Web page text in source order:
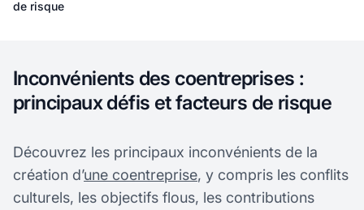
de risque
Inconvénients des coentreprises :
principaux défis et facteurs de risque
Découvrez les principaux inconvénients de la
création d’une coentreprise, y compris les conflits
culturels, les objectifs flous, les contributions